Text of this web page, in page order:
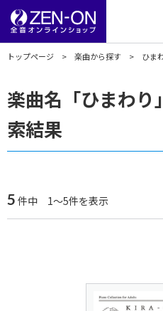
トップページ 楽曲から探す ひま
楽曲名「ひまわ
索結果
5 件中 1～5件を表示